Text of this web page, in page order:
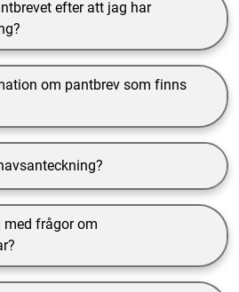
efter att jag har
om pantbrev som finns
med frågor om